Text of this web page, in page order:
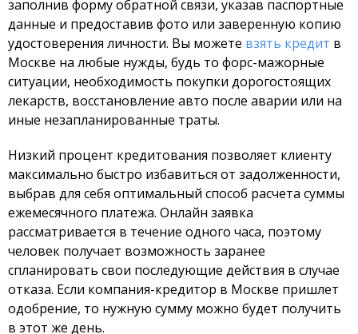
заполнив форму обратной связи, указав паспортные
данные и предоставив фото или заверенную копию
удостоверения личности. Вы можете взять кредит в
Москве на любые нужды, будь то форс-мажорные
ситуации, необходимость покупки дорогостоящих
лекарств, восстановление авто после аварии или на
иные незапланированные траты.
Низкий процент кредитования позволяет клиенту
максимально быстро избавиться от задолженности,
выбрав для себя оптимальный способ расчета суммы
ежемесячного платежа. Онлайн заявка
рассматривается в течение одного часа, поэтому
человек получает возможность заранее
спланировать свои последующие действия в случае
отказа. Если компания-кредитор в Москве пришлет
одобрение, то нужную сумму можно будет получить
в этот же день.